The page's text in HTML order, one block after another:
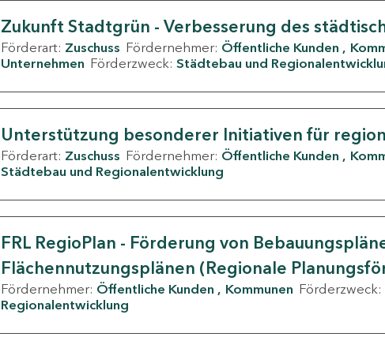
Zukunft Stadtgrün - Verbesserung des
Förderart: Zuschuss Fördernehmer: Öffentliche Kunden
Unternehmen Förderzweck: Städtebau und
Unterstützung besonderer Initiativen für
Förderart: Zuschuss Fördernehmer: Öffentliche Kunden
Städtebau und Regionalentwicklung
FRL RegioPlan - Förderung von
Flächennutzungsplänen (Regionale
Fördernehmer: Öffentliche Kunden Kommunen Förderzweck:
Regionalentwicklung